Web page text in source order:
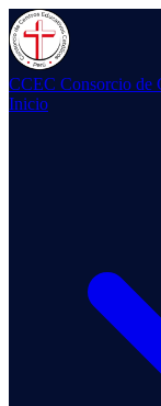
CCEC Consorcio de
Inicio